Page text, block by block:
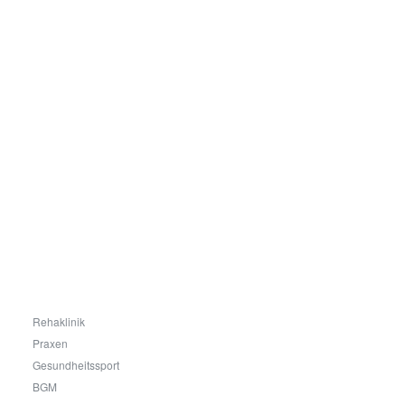
Rehaklinik
Praxen
Gesundheitssport
BGM